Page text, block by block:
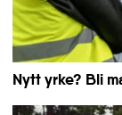
Nytt yrke? Bli